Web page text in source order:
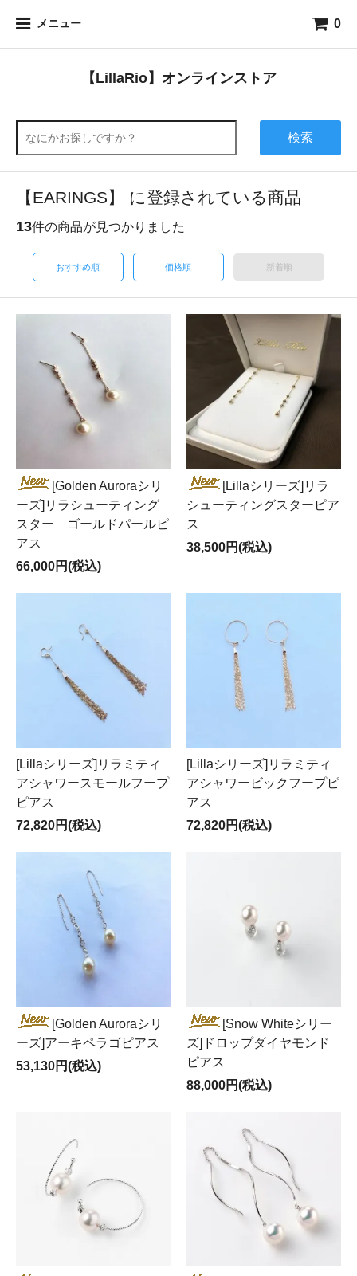
メニュー 0
【LillaRio】オンラインストア
検索
【EARINGS】 に登録されている商品
13件の商品が見つかりました
おすすめ順 価格順 新着順
[Golden Auroraシリ
ーズ]リラシューティング
スター ゴールドパールピ
アス
66,000円(税込)
[Lillaシリーズ]リラ
シューティングスターピア
ス
38,500円(税込)
[Lillaシリーズ]リラミティ
アシャワースモールフープ
ピアス
72,820円(税込)
[Lillaシリーズ]リラミティ
アシャワービックフープピ
アス
72,820円(税込)
[Golden Auroraシリ
ーズ]アーキペラゴピアス
53,130円(税込)
[Snow Whiteシリー
ズ]ドロップダイヤモンド
ピアス
88,000円(税込)